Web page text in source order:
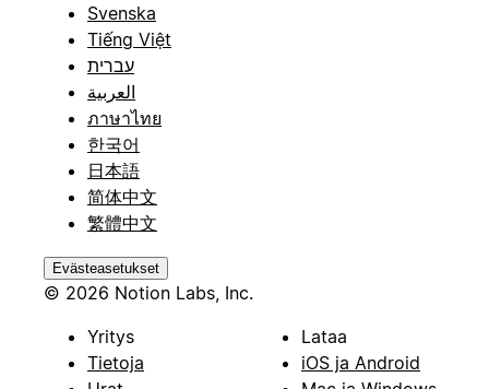
Svenska
Tiếng Việt
עברית
العربية
ภาษาไทย
한국어
日本語
简体中文
繁體中文
Evästeasetukset
© 2026 Notion Labs, Inc.
Yritys
Tietoja
Lataa
iOS ja Android